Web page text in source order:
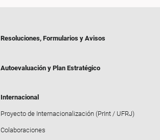
Resoluciones, Formularios y Avisos
Autoevaluación y Plan Estratégico
Internacional
Proyecto de Internacionalización (PrInt / UFRJ)
Colaboraciones